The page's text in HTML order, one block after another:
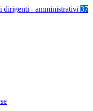
dirigenti - amministrativi 37